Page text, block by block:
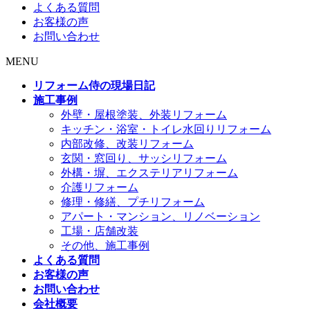
よくある質問
お客様の声
お問い合わせ
MENU
リフォーム侍の現場日記
施工事例
外壁・屋根塗装、外装リフォーム
キッチン・浴室・トイレ水回りリフォーム
内部改修、改装リフォーム
玄関・窓回り、サッシリフォーム
外構・塀、エクステリアリフォーム
介護リフォーム
修理・修繕、プチリフォーム
アパート・マンション、リノベーション
工場・店舗改装
その他、施工事例
よくある質問
お客様の声
お問い合わせ
会社概要